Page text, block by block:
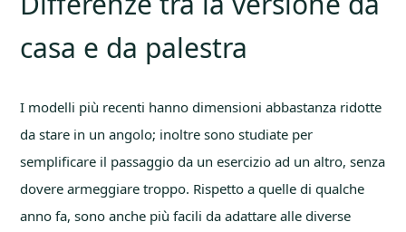
casa e da palestra
I modelli più recenti hanno dimensioni abbastanza ridotte
da stare in un angolo; inoltre sono studiate per
semplificare il passaggio da un esercizio ad un altro, senza
dovere armeggiare troppo. Rispetto a quelle di qualche
anno fa, sono anche più facili da adattare alle diverse